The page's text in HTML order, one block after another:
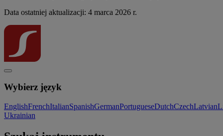
Data ostatniej aktualizacji: 4 marca 2026 r.
Wybierz język
EnglishFrenchItalianSpanishGermanPortugueseDutchCzechLatvian
Ukrainian